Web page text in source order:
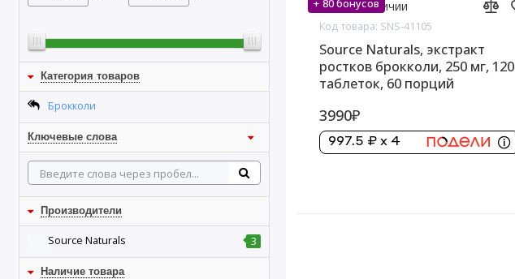
Категория товаров
Брокколи
Ключевые слова
Производители
Source Naturals 3
Наличие товара
+ 80 бонусов
Нет в наличии
Код товара: SNS-41105
Source Naturals, экстракт
ростков брокколи, 250 мг, 120
таблеток, 60 порций
3990₽
997.5 ₽ x 4